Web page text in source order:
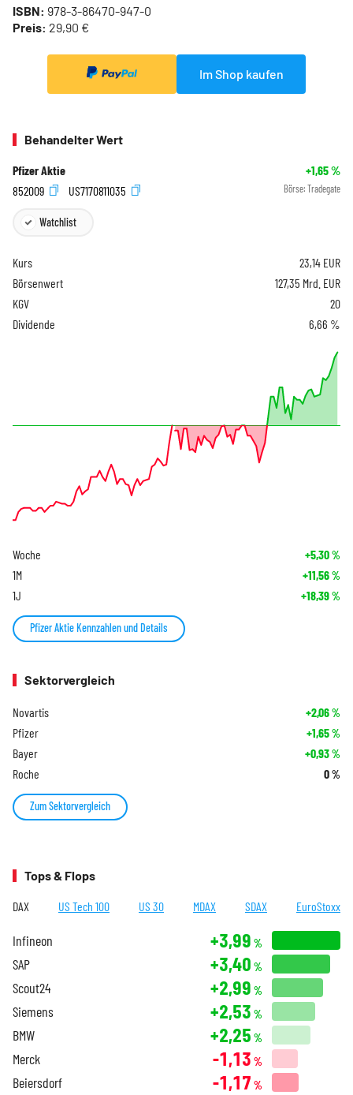
ISBN: 978-3-86470-947-0
Preis: 29,90 €
Im Shop kaufen
Behandelter Wert
Pfizer Aktie +1,65%
852009
US7170811035 Börse: Tradegate
Watchlist
Kurs 23,14 EUR
Börsenwert
127,35 Mrd. EUR
KGV
20
Dividende
6,66 %
Woche +5,30%
1M +11,56%
1J +18,39%
Pfizer Aktie Kennzahlen und Details
Sektorvergleich
Novartis +2,06%
Pfizer +1,65%
Bayer +0,93%
Roche 0%
Zum Sektorvergleich
Tops & Flops
DAX US Tech 100 US 30 MDAX SDAX EuroStoxx
Infineon +3,99 %
SAP +3,40 %
Scout24 +2,99 %
Siemens +2,53 %
BMW +2,25 %
Merck -1,13 %
Beiersdorf -1,17 %